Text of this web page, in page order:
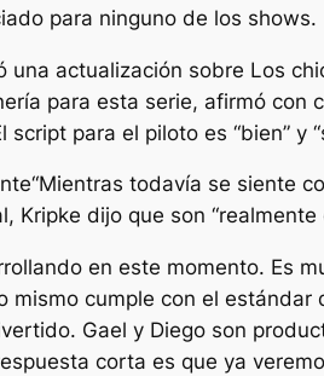
para ninguno de los shows.
una actualización sobre Los
para esta serie, afirmó con
script para el piloto es “bien” y “
“Mientras todavía se siente
Kripke dijo que son “realmente
en este momento. Es
mismo cumple con el
Gael y Diego son
corta es que ya